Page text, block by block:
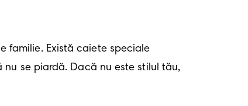
familie. Există caiete speciale
se piardă. Dacă nu este stilul tău,